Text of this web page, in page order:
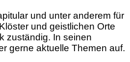
und unter anderem für
und geistlichen Orte
zuständig. In seinen
gerne aktuelle Themen auf.